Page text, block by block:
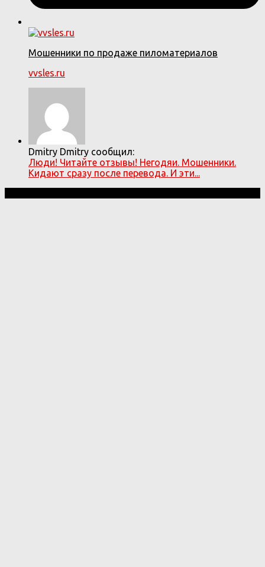
Мошенники по продаже пиломатериалов
vvsles.ru
Dmitry Dmitry сообщил:
Люди! Читайте отзывы! Негодяи. Мошенники.
Кидают сразу после перевода. И эти...